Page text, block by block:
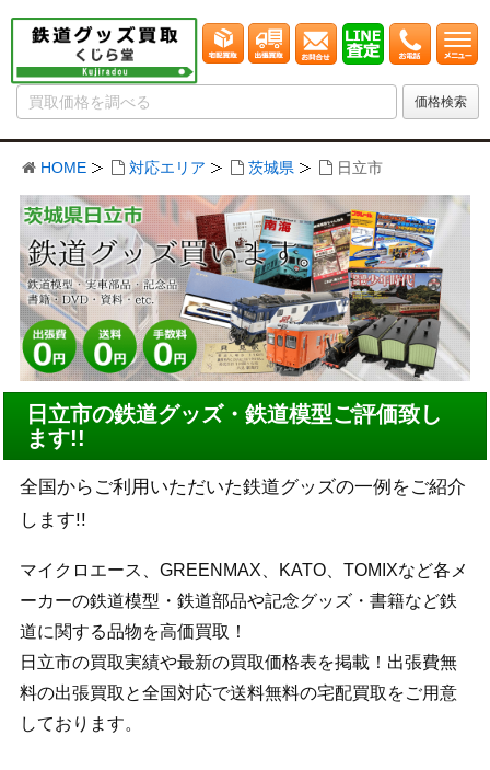
HOME 対応エリア 茨城県 日立市
日立市の鉄道グッズ・鉄道模型ご評価致し
ます!!
全国からご利用いただいた鉄道グッズの一例をご紹介
します!!
マイクロエース、GREENMAX、KATO、TOMIXなど各メ
ーカーの鉄道模型・鉄道部品や記念グッズ・書籍など鉄
道に関する品物を高価買取！
日立市の買取実績や最新の買取価格表を掲載！出張費無
料の出張買取と全国対応で送料無料の宅配買取をご用意
しております。